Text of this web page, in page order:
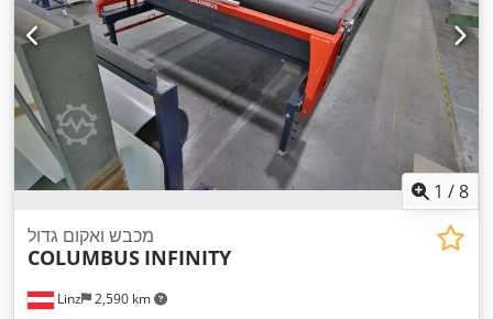
1 /8
Linz 2,590 km
מכבש ואקום גדול
COLUMBUS INFINITY